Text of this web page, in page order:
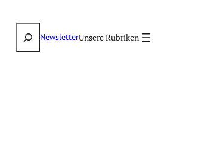
SuchenNewsletter